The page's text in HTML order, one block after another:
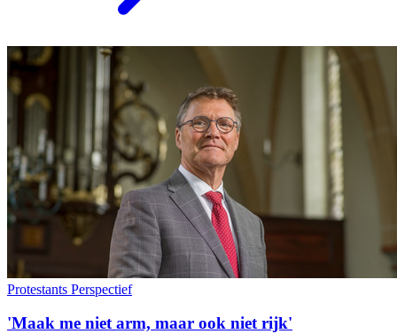
Protestants Perspectief
'Maak me niet arm, maar ook niet rijk'